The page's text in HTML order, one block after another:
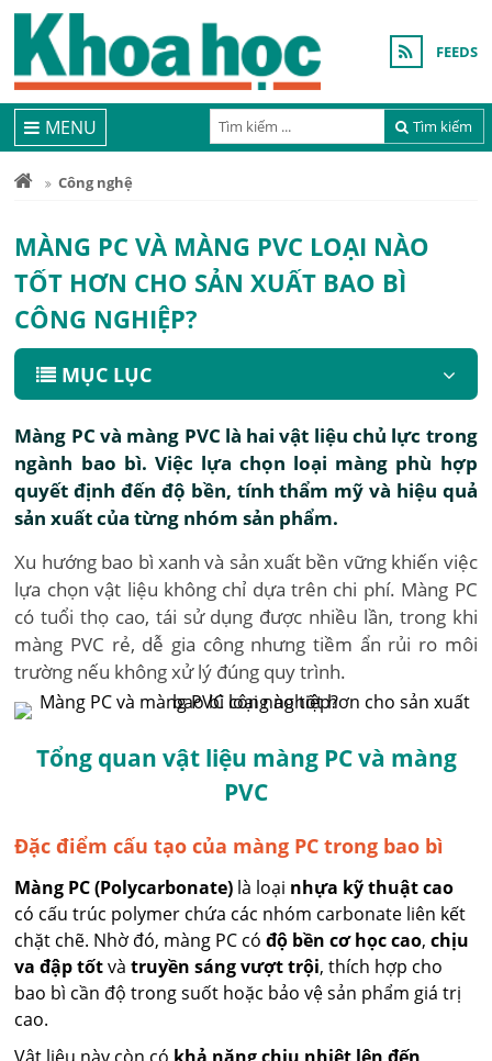
FEEDS
Tìm kiếm
MENU
Công nghệ
MÀNG PC VÀ MÀNG PVC LOẠI NÀO
TỐT HƠN CHO SẢN XUẤT BAO BÌ
CÔNG NGHIỆP?
MỤC LỤC
Màng PC và màng PVC là hai vật liệu chủ lực trong
ngành bao bì. Việc lựa chọn loại màng phù hợp
quyết định đến độ bền, tính thẩm mỹ và hiệu quả
sản xuất của từng nhóm sản phẩm.
Xu hướng bao bì xanh và sản xuất bền vững khiến việc
lựa chọn vật liệu không chỉ dựa trên chi phí. Màng PC
có tuổi thọ cao, tái sử dụng được nhiều lần, trong khi
màng PVC rẻ, dễ gia công nhưng tiềm ẩn rủi ro môi
trường nếu không xử lý đúng quy trình.
Tổng quan vật liệu màng PC và màng
PVC
Đặc điểm cấu tạo của màng PC trong bao bì
Màng PC (Polycarbonate) là loại nhựa kỹ thuật cao
có cấu trúc polymer chứa các nhóm carbonate liên kết
chặt chẽ. Nhờ đó, màng PC cóđộ bền cơ học cao,chịu
va đập tốtvàtruyền sáng vượt trội, thích hợp cho
bao bì cần độ trong suốt hoặc bảo vệ sản phẩm giá trị
cao.